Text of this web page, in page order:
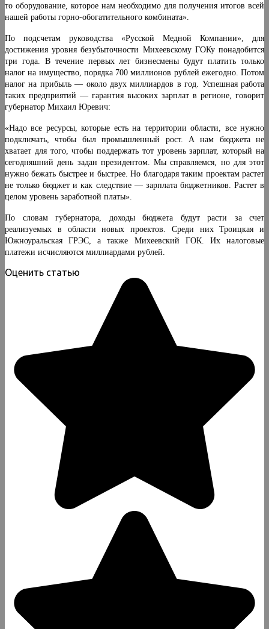
то оборудование, которое нам необходимо для получения итогов всей
нашей работы горно-обогатительного комбината».
По подсчетам руководства «Русской Медной Компании», для
достижения уровня безубыточности Михеевскому ГОКу понадобится
три года. В течение первых лет бизнесмены будут платить только
налог на имущество, порядка 700 миллионов рублей ежегодно. Потом
налог на прибыль — около двух миллиардов в год. Успешная работа
таких предприятий — гарантия высоких зарплат в регионе, говорит
губернатор Михаил Юревич:
«Надо все ресурсы, которые есть на территории области, все нужно
подключать, чтобы был промышленный рост. А нам бюджета не
хватает для того, чтобы поддержать тот уровень зарплат, который на
сегодняшний день задан президентом. Мы справляемся, но для этот
нужно бежать быстрее и быстрее. Но благодаря таким проектам растет
не только бюджет и как следствие — зарплата бюджетников. Растет в
целом уровень заработной платы».
По словам губернатора, доходы бюджета будут расти за счет
реализуемых в области новых проектов. Среди них Троицкая и
Южноуральская ГРЭС, а также Михеевский ГОК. Их налоговые
платежи исчисляются миллиардами рублей.
Оценить статью